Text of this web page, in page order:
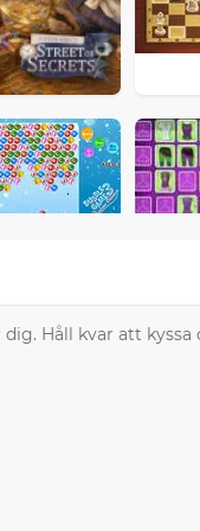
Håll kvar att kyssa